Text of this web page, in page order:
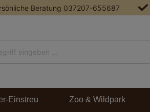
Beratung 037207-655687
Einstreu Zoo & Wildpark